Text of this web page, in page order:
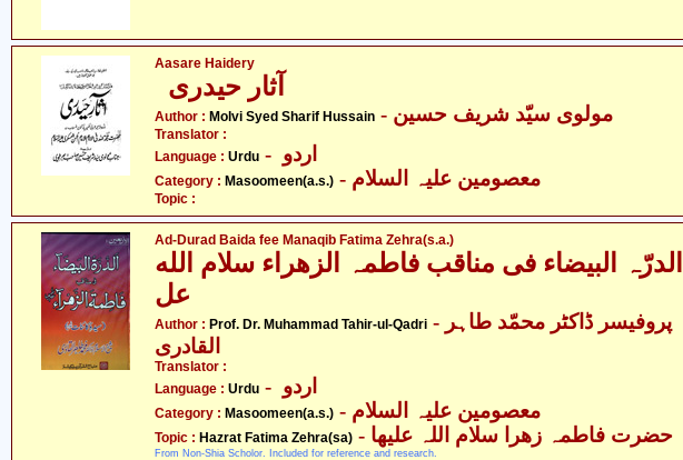
Aasare Haidery
آثار حیدری
Author : Molvi Syed Sharif Hussain - مولوی سیّد شریف حسین
Translator :
Language : Urdu
Category : Masoomeen(a.s.)
Topic :
Ad-Durad Baida fee Manaqib Fatima Zehra(s.a.)
الدرّہ البیضاء فی مناقب فاطمہ الزھراء سلام الله
عل
Author : Prof. Dr. Muhammad Tahir-ul-Qadri - پروفیسر ڈاکٹر محمّد طاہر
القادری
Translator :
Language : Urdu
Category : Masoomeen(a.s.)
Topic : Hazrat Fatima Zehra(sa) - حضرت فاطمہ زھرا سلام اللہ علیھا
From Non-Shia Scholor. Included for reference and research.